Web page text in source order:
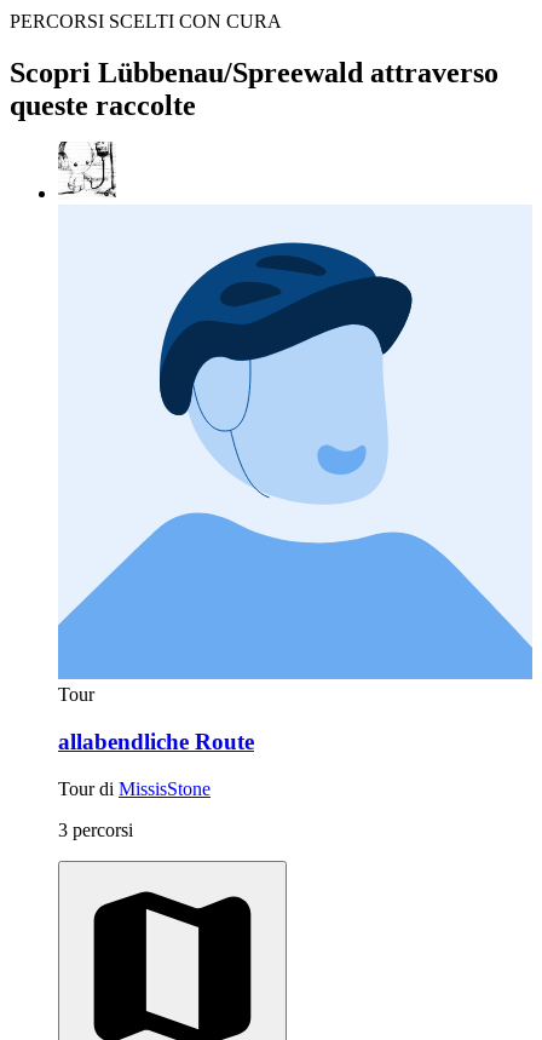
PERCORSI SCELTI CON CURA
Scopri Lübbenau/Spreewald attraverso
queste raccolte
Tour
allabendliche Route
Tour di MissisStone
3 percorsi